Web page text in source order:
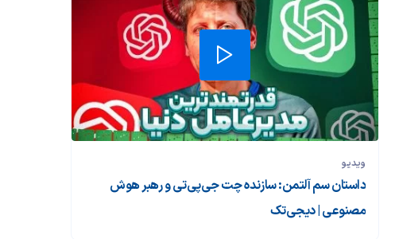
ویدیو
داستان سم آلتمن: سازنده چت جی‌پی‌تی و رهبر هوش
مصنوعی | دیجی‌تک